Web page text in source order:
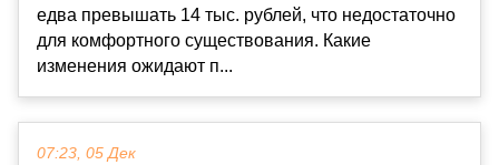
едва превышать 14 тыс. рублей, что недостаточно
для комфортного существования. Какие
изменения ожидают п...
07:23, 05 Дек